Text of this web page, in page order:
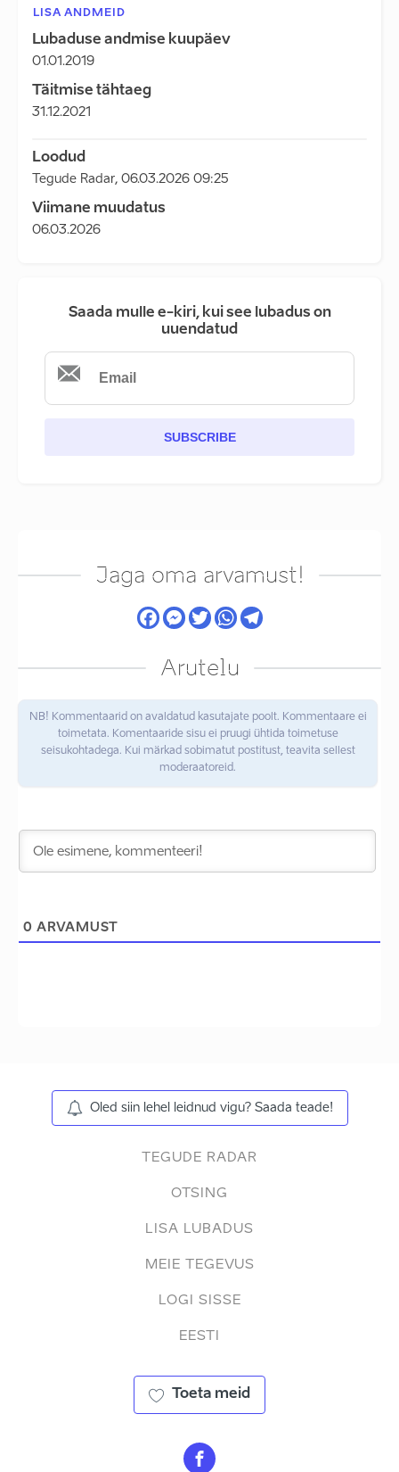
LISA ANDMEID
Lubaduse andmise kuupäev
01.01.2019
Täitmise tähtaeg
31.12.2021
Loodud
Tegude Radar, 06.03.2026 09:25
Viimane muudatus
06.03.2026
Saada mulle e-kiri, kui see lubadus on
uuendatud
SUBSCRIBE
Jaga oma arvamust!
Arutelu
NB! Kommentaarid on avaldatud kasutajate poolt. Kommentaare ei
toimetata. Komentaaride sisu ei pruugi ühtida toimetuse
seisukohtadega. Kui märkad sobimatut postitust, teavita sellest
moderaatoreid.
0 ARVAMUST
Oled siin lehel leidnud vigu? Saada teade!
TEGUDE RADAR
OTSING
LISA LUBADUS
MEIE TEGEVUS
LOGI SISSE
EESTI
Toeta meid